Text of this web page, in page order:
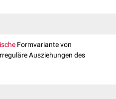
Formvariante von
Ausziehungen des